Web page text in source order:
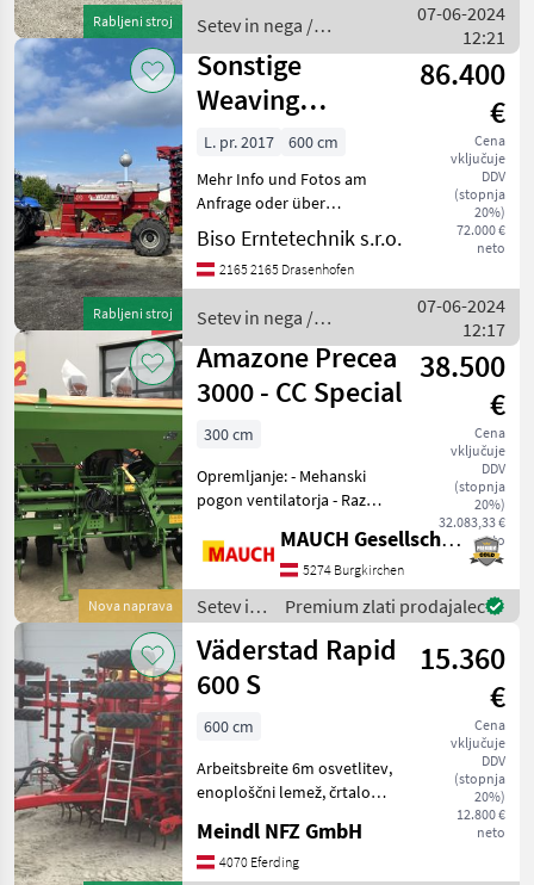
Rabljeni stroj
WHATSAPP. Setev in nega
Setev in nega /
Sonstige
07-06-2024
12:21
Rabljeni stroj
Sonstige
Weaving
GD6000T
86.400
€
Cena
vključuje
DDV
(stopnja
20%)
72.000 €
neto
L. pr. 2017
600 cm
Mehr Info und Fotos am
Anfrage oder über
WHATSAPP. Setev in nega
Sejalnica za neposredno
setev
Biso Erntetechnik s.r.o.
2165 2165 Drasenhofen
Setev in nega /
Sonstige
07-06-2024
12:17
Nova naprava
Amazone Precea
3000 - CC Special
38.500
€
Cena
vključuje
DDV
(stopnja
20%)
32.083,33 €
neto
300 cm
Opremljanje: - Mehanski
pogon ventilatorja - Razmik
Podporna kolesa med
vrstami semena -
kardanska gred - Osvetlitev
spredaj in zadaj - S
MAUCH Gesellschaft m.b.H. & Co.KG
5274 Burgkirchen
Setev in
nega /
Amazone
Premium zlati prodajalec
Väderstad Rapid
600 S
15.360
€
Cena
vključuje
DDV
(stopnja
20%)
12.800 €
neto
600 cm
Arbeitsbreite 6m osvetlitev,
enoploščni lemež, črtalo
neposredno setev
Meindl NFZ GmbH
4070 Eferding